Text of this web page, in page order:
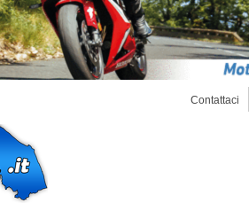
Contattaci